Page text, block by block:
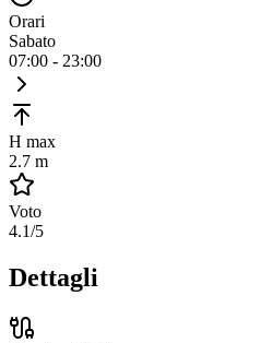
Orari
Sabato
07:00 - 23:00
H max
2.7 m
Voto
4.1/5
Dettagli